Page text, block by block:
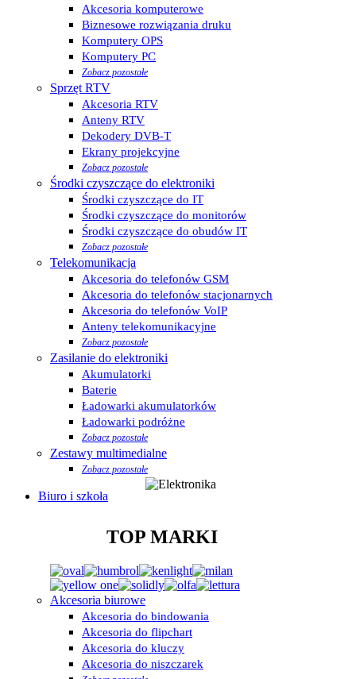
Akcesoria komputerowe
Biznesowe rozwiązania druku
Komputery OPS
Komputery PC
Zobacz pozostałe
Sprzęt RTV
Akcesoria RTV
Anteny RTV
Dekodery DVB-T
Ekrany projekcyjne
Zobacz pozostałe
Środki czyszczące do elektroniki
Środki czyszczące do IT
Środki czyszczące do monitorów
Środki czyszczące do obudów IT
Zobacz pozostałe
Telekomunikacja
Akcesoria do telefonów GSM
Akcesoria do telefonów stacjonarnych
Akcesoria do telefonów VoIP
Anteny telekomunikacyjne
Zobacz pozostałe
Zasilanie do elektroniki
Akumulatorki
Baterie
Ładowarki akumulatorków
Ładowarki podróżne
Zobacz pozostałe
Zestawy multimedialne
Zobacz pozostałe
Biuro i szkoła
TOP MARKI
Akcesoria biurowe
Akcesoria do bindowania
Akcesoria do flipchart
Akcesoria do kluczy
Akcesoria do niszczarek